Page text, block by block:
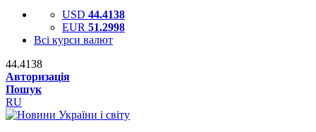
USD 44.4138
EUR 51.2998
Всі курси валют
44.4138
Авторизація
Пошук
RU